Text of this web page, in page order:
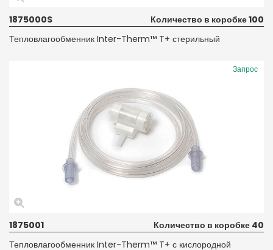
1875000S
Количество в коробке 100
Тепловлагообменник Inter-Therm™ T+ стерильный
Запрос
1875001
Количество в коробке 40
Тепловлагообменник Inter-Therm™ T+ с кислородной